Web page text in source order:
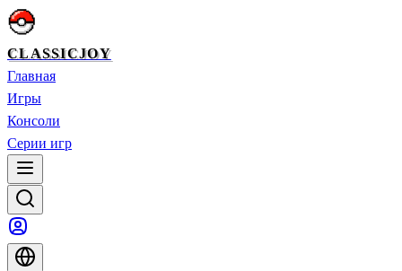
CLASSICJOY
Главная
Игры
Консоли
Серии игр